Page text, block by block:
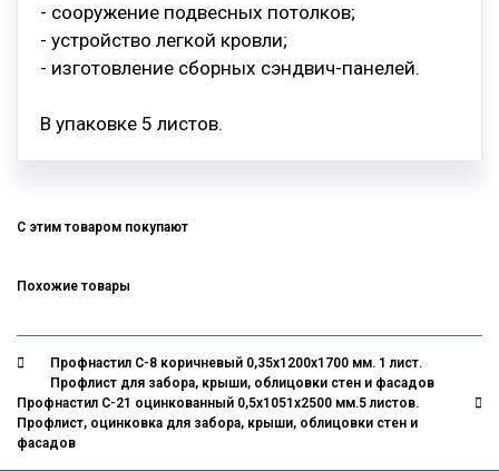
- сооружение подвесных потолков;
- устройство легкой кровли;
- изготовление сборных сэндвич-панелей.
В упаковке 5 листов.
C этим товаром покупают
Похожие товары
Профнастил С-8 коричневый 0,35х1200х1700 мм. 1 лист.
Профлист для забора, крыши, облицовки стен и фасадов
Профнастил С-21 оцинкованный 0,5х1051х2500 мм.5 листов.
Профлист, оцинковка для забора, крыши, облицовки стен и
фасадов